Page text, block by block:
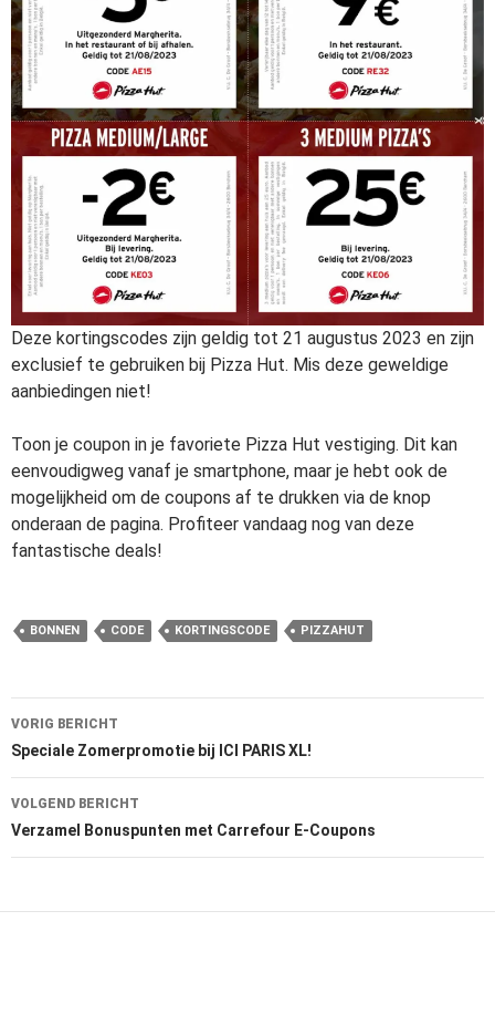
Deze kortingscodes zijn geldig tot 21 augustus 2023 en zijn
exclusief te gebruiken bij Pizza Hut. Mis deze geweldige
aanbiedingen niet!
Toon je coupon in je favoriete Pizza Hut vestiging. Dit kan
eenvoudigweg vanaf je smartphone, maar je hebt ook de
mogelijkheid om de coupons af te drukken via de knop
onderaan de pagina. Profiteer vandaag nog van deze
fantastische deals!
BONNEN CODE KORTINGSCODE PIZZAHUT
Bericht
navigatie
VORIG BERICHT
Speciale Zomerpromotie bij ICI PARIS XL!
VOLGEND BERICHT
Verzamel Bonuspunten met Carrefour E-Coupons